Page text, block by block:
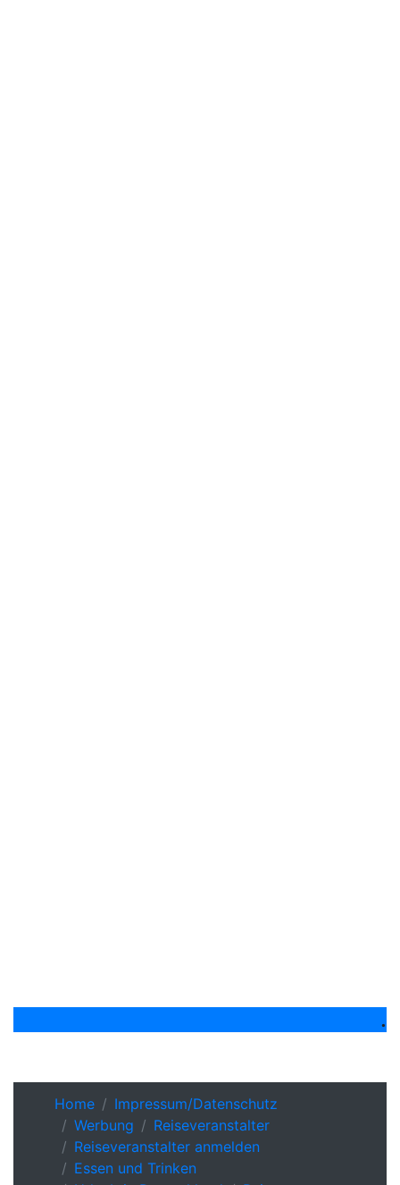
.
Home
Impressum/Datenschutz
Werbung
Reiseveranstalter
Reiseveranstalter anmelden
Essen und Trinken